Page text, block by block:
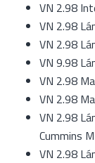
VN 2.98
VN 2.98
VN 2.98
VN 9.98
VN 2.98
VN 2.98
VN 2.98
Cummins
VN 2.98